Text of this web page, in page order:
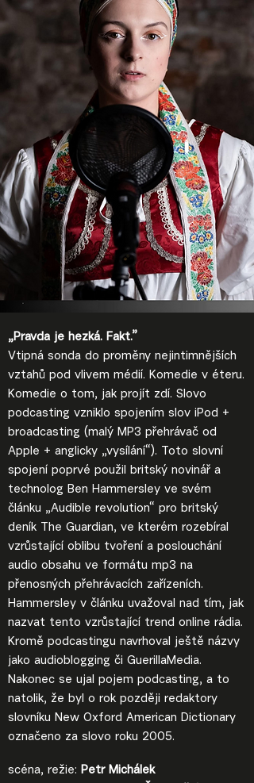
„Pravda je hezká. Fakt.”
Vtipná sonda do proměny nejintimnějších
vztahů pod vlivem médií. Komedie v éteru.
Komedie o tom, jak projít zdí. Slovo
podcasting vzniklo spojením slov iPod +
broadcasting (malý MP3 přehrávač od
Apple + anglicky „vysílání“). Toto slovní
spojení poprvé použil britský novinář a
technolog Ben Hammersley ve svém
článku „Audible revolution“ pro britský
deník The Guardian, ve kterém rozebíral
vzrůstající oblibu tvoření a poslouchání
audio obsahu ve formátu mp3 na
přenosných přehrávacích zařízeních.
Hammersley v článku uvažoval nad tím, jak
nazvat tento vzrůstající trend online rádia.
Kromě podcastingu navrhoval ještě názvy
jako audioblogging či GuerillaMedia.
Nakonec se ujal pojem podcasting, a to
natolik, že byl o rok později redaktory
slovníku New Oxford American Dictionary
označeno za slovo roku 2005.
scéna, režie: Petr Michálek